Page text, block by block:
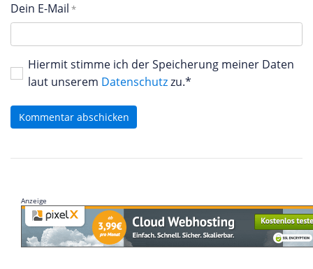
Dein E-Mail
Hiermit stimme ich der Speicherung meiner Daten
laut unserem Datenschutzzu.*
Kommentar abschicken
Anzeige